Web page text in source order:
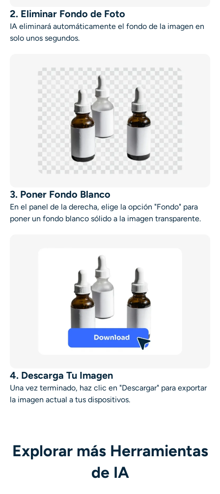
2. Eliminar Fondo de Foto
IA eliminará automáticamente el fondo de la imagen en
solo unos segundos.
3. Poner Fondo Blanco
En el panel de la derecha, elige la opción "Fondo" para
poner un fondo blanco sólido a la imagen transparente.
4. Descarga Tu Imagen
Una vez terminado, haz clic en "Descargar" para exportar
la imagen actual a tus dispositivos.
Explorar más Herramientas
de IA